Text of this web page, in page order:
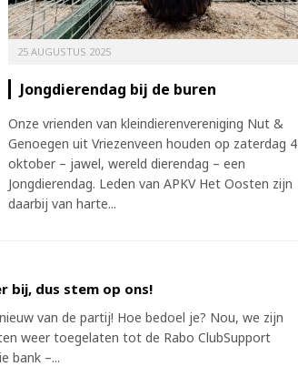
25 AUGUSTUS 2025
Jongdierendag bij de buren
Onze vrienden van kleindierenvereniging Nut &
Genoegen uit Vriezenveen houden op zaterdag 4
oktober – jawel, wereld dierendag – een
Jongdierendag. Leden van APKV Het Oosten zijn
daarbij van harte...
bij, dus stem op ons!
van de partij! Hoe bedoel je? Nou, we zijn
weer toegelaten tot de Rabo ClubSupport
bank –...